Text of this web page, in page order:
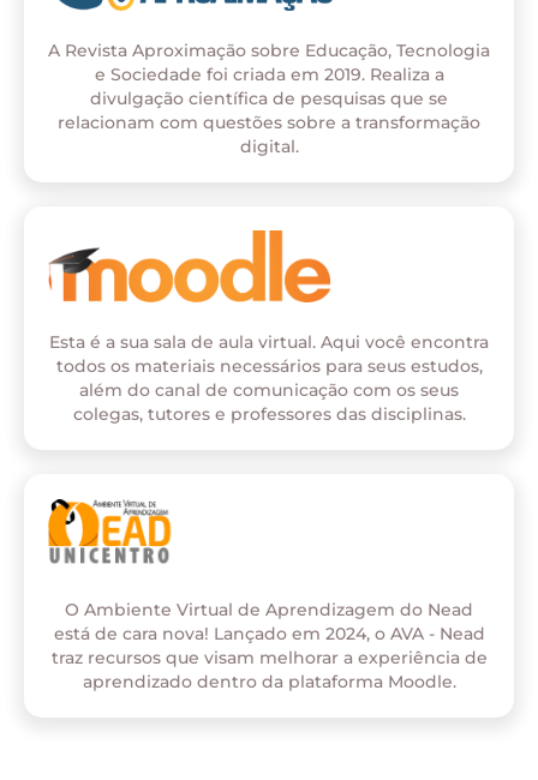
A Revista Aproximação sobre Educação, Tecnologia
e Sociedade foi criada em 2019. Realiza a
divulgação científica de pesquisas que se
relacionam com questões sobre a transformação
digital.
Esta é a sua sala de aula virtual. Aqui você encontra
todos os materiais necessários para seus estudos,
além do canal de comunicação com os seus
colegas, tutores e professores das disciplinas.
O Ambiente Virtual de Aprendizagem do Nead
está de cara nova! Lançado em 2024, o AVA - Nead
traz recursos que visam melhorar a experiência de
aprendizado dentro da plataforma Moodle.